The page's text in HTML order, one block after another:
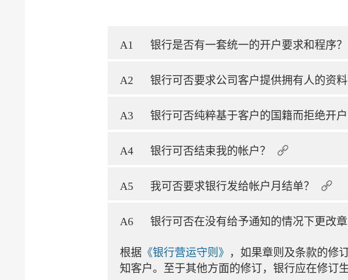
A1 银行是否有一套统一的开户要求和程序？
A2 银行可否要求公司客户提供拥有人的资料
A3 银行可否纯粹基于客户的国籍而拒绝开户
A4 银行可否结束我的帐户？
A5 我可否要求银行发给帐户月结单？
A6 银行可否在没有给予通知的情况下更改章
根据 《银行营运守则》 ，如果章则及条款的修
知客户。至于其他方面的修订，银行应在修订